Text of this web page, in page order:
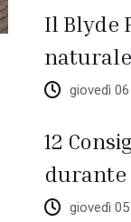
Il Blyde
giovedì
12
durante
giovedì